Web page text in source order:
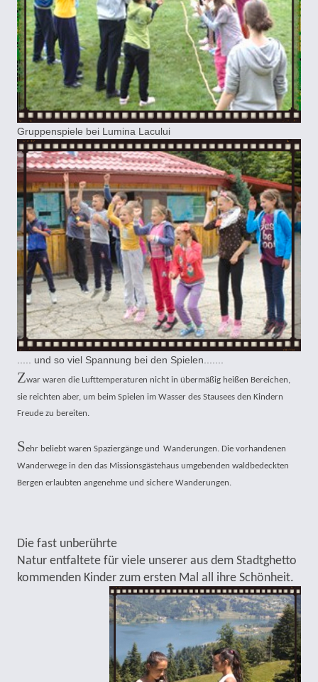
Gruppenspiele bei Lumina Lacului
..... und so viel Spannung bei den Spielen.......
Zwar waren die Lufttemperaturen nicht in übermäßig heißen Bereichen,
sie reichten aber, um beim Spielen im Wasser des Stausees den Kindern
Freude zu bereiten.
Sehr beliebt waren Spaziergänge und Wanderungen. Die vorhandenen
Wanderwege in den das Missionsgästehaus umgebenden waldbedeckten
Bergen erlaubten angenehme und sichere Wanderungen.
Die fast unberührte
Natur entfaltete für viele unserer aus dem Stadtghetto
kommenden Kinder zum ersten Mal all ihre Schönheit.